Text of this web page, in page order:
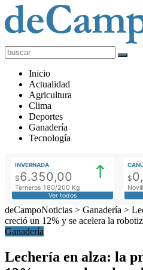
deCampoNoticias
Actualidad
Agropecuaria
Inicio
Actualidad
Agricultura
Clima
Deportes
Ganadería
Tecnología
INVERNADA
$6.350,00
Terneros 180/200 Kg
Ver todos
$
deCampoNoticias > Ganadería >
creció un 12% y se acelera la
Ganadería
Lechería en alza: la